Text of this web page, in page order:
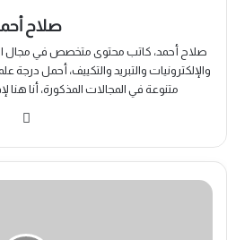
صلاح
صلاح أحمد، كاتب محتوى متخصص في مجال
والإلكترونيات والتبريد والتكييف، أحمل
متنوعة في المجالات المذكورة، أنا
سعر